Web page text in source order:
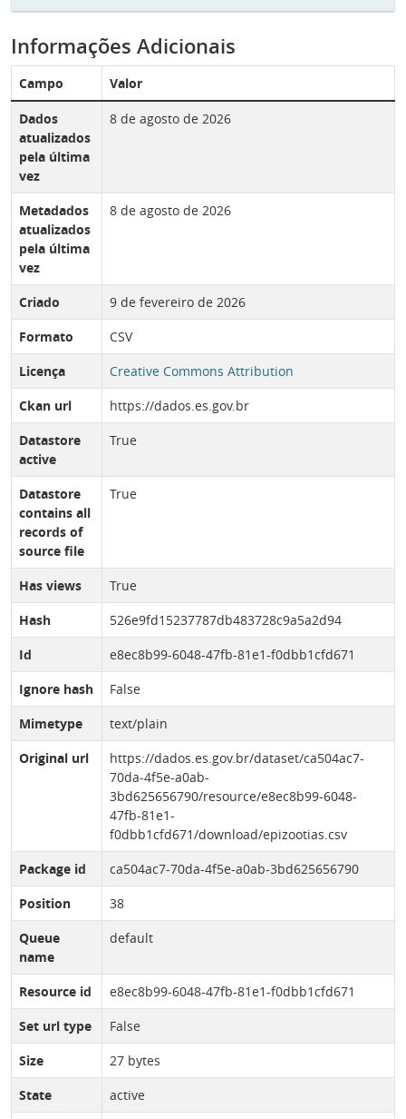
Informações Adicionais
Campo Valor
Dados
atualizados
pela última
vez
8 de agosto de 2026
Metadados
atualizados
pela última
vez
8 de agosto de 2026
Criado
9 de fevereiro de 2026
Formato
CSV
Licença
Creative Commons Attribution
Ckan url
https://dados.es.gov.br
Datastore
active
True
Datastore
contains all
records of
source file
True
Has views
True
Hash
526e9fd15237787db483728c9a5a2d94
Id
e8ec8b99-6048-47fb-81e1-f0dbb1cfd671
Ignore hash
False
Mimetype
text/plain
Original url
https://dados.es.gov.br/dataset/ca504ac7-
70da-4f5e-a0ab-
3bd625656790/resource/e8ec8b99-6048-
47fb-81e1-
f0dbb1cfd671/download/epizootias.csv
Package id
ca504ac7-70da-4f5e-a0ab-3bd625656790
Position
38
Queue
name
default
Resource id
e8ec8b99-6048-47fb-81e1-f0dbb1cfd671
Set url type
False
Size
27 bytes
State
active